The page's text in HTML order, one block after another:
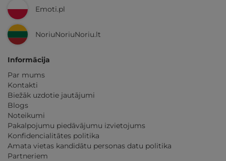
Emoti.pl
NoriuNoriuNoriu.lt
Informācija
Par mums
Kontakti
Biežāk uzdotie jautājumi
Blogs
Noteikumi
Pakalpojumu piedāvājumu izvietojums
Konfidencialitātes politika
Amata vietas kandidātu personas datu politika
Partneriem